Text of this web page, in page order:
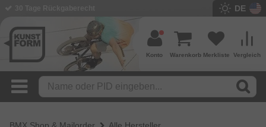
DE
Vergleich
Merkliste
Warenkorb
Konto